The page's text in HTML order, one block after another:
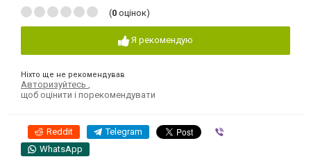
(0 оцінок)
Я рекомендую
Ніхто ще не рекомендував
Авторизуйтесь
щоб оцінити і порекомендувати
Reddit Telegram
WhatsApp